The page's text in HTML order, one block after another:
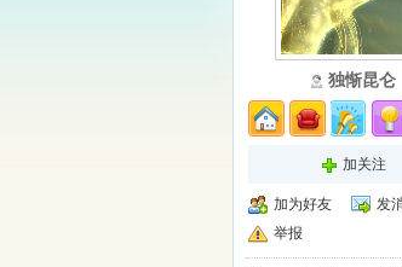
独惭昆仑
加关注
加为好友
发
举报